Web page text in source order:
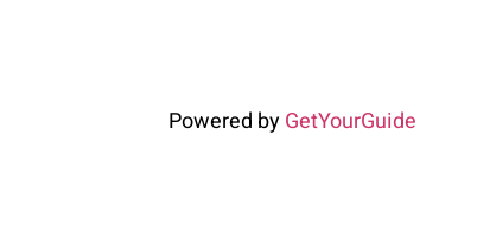
Powered byGetYourGuide